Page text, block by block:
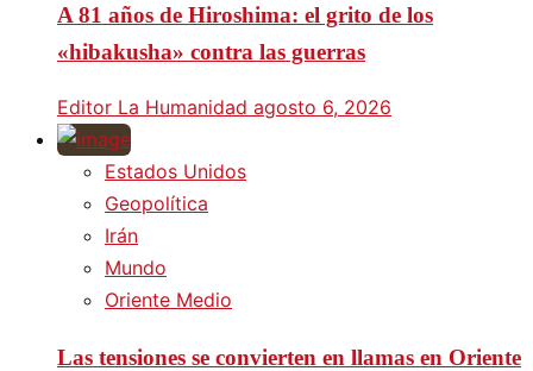
A 81 años de Hiroshima: el grito de los
«hibakusha» contra las guerras
Editor La Humanidad agosto 6, 2026
Estados Unidos
Geopolítica
Irán
Mundo
Oriente Medio
Las tensiones se convierten en llamas en Oriente